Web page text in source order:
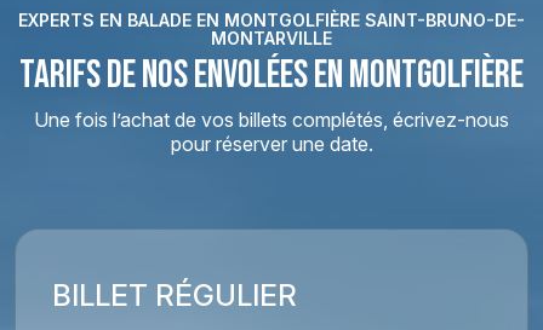
EXPERTS EN BALADE EN MONTGOLFIÈRE SAINT-BRUNO-DE-
MONTARVILLE
TARIFS DE NOS ENVOLÉES EN MONTGOLFIÈRE
Une fois l’achat de vos billets complétés, écrivez-nous
pour réserver une date.
BILLET RÉGULIER